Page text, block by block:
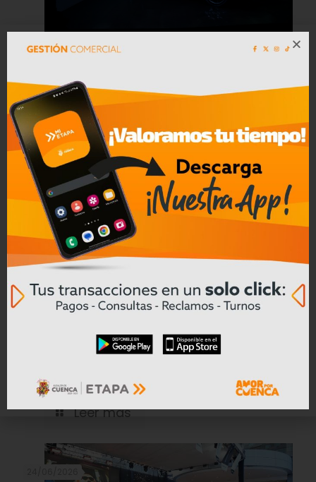
Kia Ecuador presenta el nuevo Kia
EV2 en Kia E-Ground y reafirma su
liderazgo en movilidad sostenible
Leer mas
29/06/2026
La tecnología CVT entra en una
Leer mas